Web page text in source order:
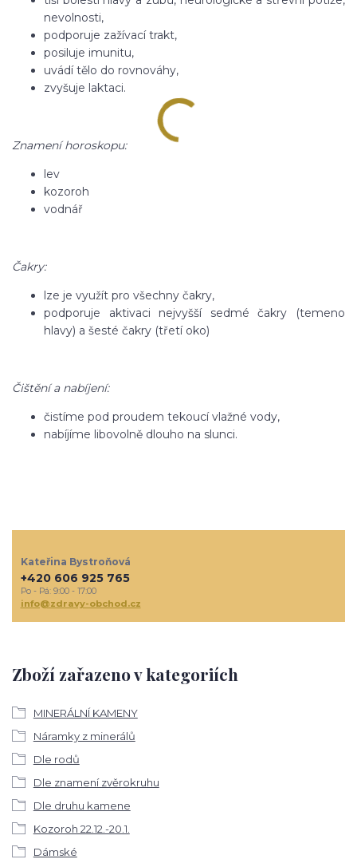
nevolnosti,
podporuje zažívací trakt,
posiluje imunitu,
uvádí tělo do rovnováhy,
zvyšuje laktaci.
Znamení horoskopu:
lev
kozoroh
vodnář
Čakry:
lze je využít pro všechny čakry,
podporuje aktivaci nejvyšší sedmé čakry (temeno
hlavy) a šesté čakry (třetí oko)
Čištění a nabíjení:
čistíme pod proudem tekoucí vlažné vody,
nabíjíme libovolně dlouho na slunci.
Zboží zařazeno v kategoriích
MINERÁLNÍ KAMENY
Náramky z minerálů
Dle rodů
Dle znamení zvěrokruhu
Dle druhu kamene
Kozoroh 22.12.-20.1.
Dámské
Kateřina Bystroňová
+420 606 925 765
Po - Pá: 9:00 - 17:00
info@zdravy-obchod.cz